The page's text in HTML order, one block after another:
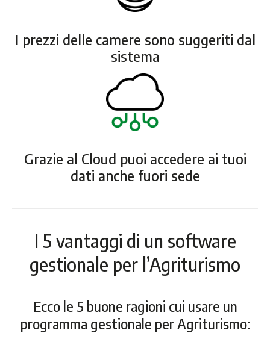
I prezzi delle camere sono suggeriti dal
sistema
Grazie al Cloud puoi accedere ai tuoi
dati anche fuori sede
I 5 vantaggi di un software
gestionale per l’Agriturismo
Ecco le 5 buone ragioni cui usare un
programma gestionale per Agriturismo: